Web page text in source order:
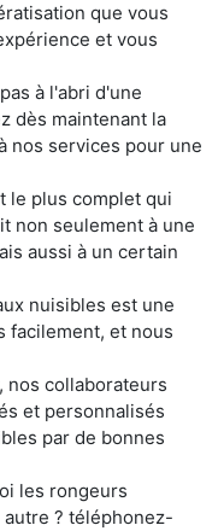
que vous
et vous
à l'abri d'une
dès maintenant la
nos services pour une
le plus complet qui
non seulement à une
aussi à un certain
nuisibles est une
facilement, et nous
nos collaborateurs
et personnalisés
par de bonnes
les rongeurs
? téléphonez-